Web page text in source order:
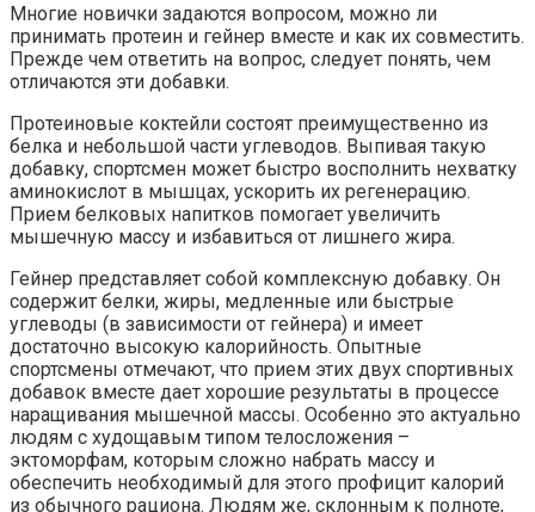
Многие новички задаются вопросом, можно ли
принимать протеин и гейнер вместе и как их совместить.
Прежде чем ответить на вопрос, следует понять, чем
отличаются эти добавки.
Протеиновые коктейли состоят преимущественно из
белка и небольшой части углеводов. Выпивая такую
добавку, спортсмен может быстро восполнить нехватку
аминокислот в мышцах, ускорить их регенерацию.
Прием белковых напитков помогает увеличить
мышечную массу и избавиться от лишнего жира.
Гейнер представляет собой комплексную добавку. Он
содержит белки, жиры, медленные или быстрые
углеводы (в зависимости от гейнера) и имеет
достаточно высокую калорийность. Опытные
спортсмены отмечают, что прием этих двух спортивных
добавок вместе дает хорошие результаты в процессе
наращивания мышечной массы. Особенно это актуально
людям с худощавым типом телосложения –
эктоморфам, которым сложно набрать массу и
обеспечить необходимый для этого профицит калорий
из обычного рациона. Людям же, склонным к полноте,